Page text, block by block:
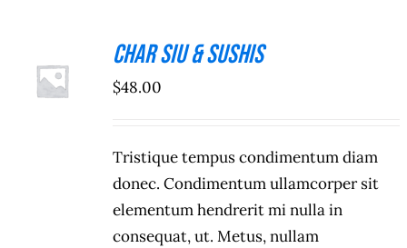
ADICIONAR
/
Char Siu & Sushis
$48.00
Tristique tempus condimentum diam
donec. Condimentum ullamcorper sit
elementum hendrerit mi nulla in
consequat, ut. Metus, nullam